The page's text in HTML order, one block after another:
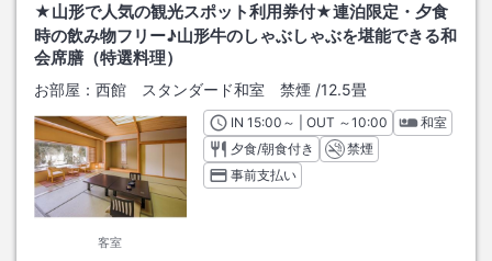
★山形で人気の観光スポット利用券付★連泊限定・夕食
時の飲み物フリー♪山形牛のしゃぶしゃぶを堪能できる和
会席膳（特選料理）
お部屋： 西館 スタンダード和室 禁煙 /12.5畳
客室
INチェックイン
15:00 ～ | OUT チェックアウト
～10:00
和室
夕食/朝食付き
禁煙
事前支払い